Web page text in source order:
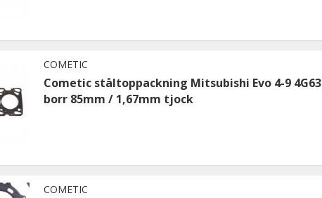
COMETIC
Cometic ståltoppackning Mitsubishi Evo 4-9 4G63
borr 85mm / 1,67mm tjock
COMETIC